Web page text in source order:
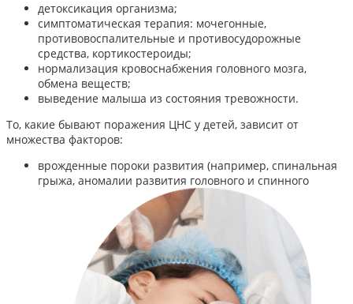
детоксикация организма;
симптоматическая терапия: мочегонные,
противовоспалительные и противосудорожные
средства, кортикостероиды;
нормализация кровоснабжения головного мозга,
обмена веществ;
выведение малыша из состояния тревожности.
То, какие бывают поражения ЦНС у детей, зависит от
множества факторов:
врожденные пороки развития (например, спинальная
грыжа, аномалии развития головного и спинного